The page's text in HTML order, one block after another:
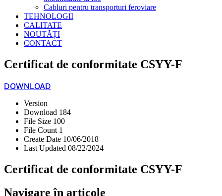
Cabluri pentru transporturi feroviare
TEHNOLOGII
CALITATE
NOUTĂȚI
CONTACT
Certificat de conformitate CSYY-F
DOWNLOAD
Version
Download 184
File Size 100
File Count 1
Create Date 10/06/2018
Last Updated 08/22/2024
Certificat de conformitate CSYY-F
Navigare în articole